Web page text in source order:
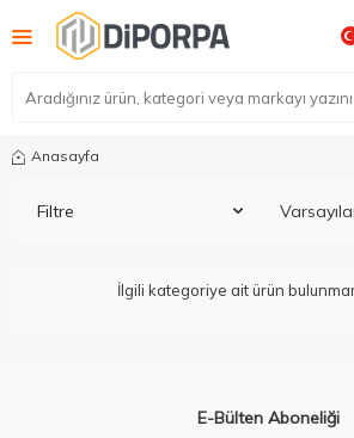
Anasayfa
Filtre
İlgili kategoriye ait ürün
E-Bülten Aboneliği